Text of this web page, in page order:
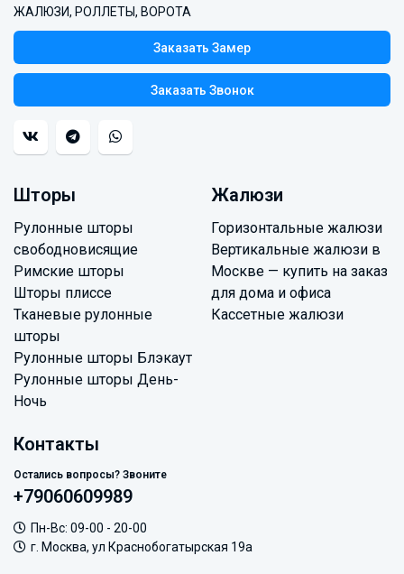
ЖАЛЮЗИ, РОЛЛЕТЫ, ВОРОТА
Заказать Замер
Заказать Звонок
Шторы
Рулонные шторы
свободновисящие
Римские шторы
Шторы плиссе
Тканевые рулонные
шторы
Рулонные шторы Блэкаут
Рулонные шторы День-
Ночь
Жалюзи
Горизонтальные жалюзи
Вертикальные жалюзи в
Москве — купить на заказ
для дома и офиса
Кассетные жалюзи
Контакты
Остались вопросы? Звоните
+79060609989
Пн-Вс: 09-00 - 20-00
г. Москва, ул Краснобогатырская 19а